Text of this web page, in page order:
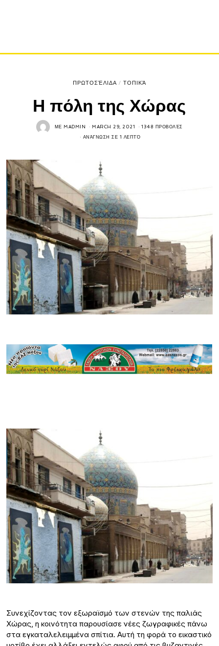
ΠΡΩΤΟΣΈΛΙΔΑ / ΤΟΠΙΚΆ
Η πόλη της Χώρας
ΜΕMADMIN MARCH 29, 2021 1348 ΠΡΟΒΟΛΈΣ
ΑΝΆΓΝΩΣΗ ΣΕ 1 ΛΕΠΤΌ
Συνεχίζοντας τον εξωραϊσμό των στενών της παλιάς
Χώρας, η κοινότητα παρουσίασε νέες ζωγραφικές πάνω
στα εγκαταλελειμμένα σπίτια. Αυτή τη φορά το εικαστικό